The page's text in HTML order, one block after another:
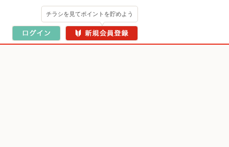
チラシを見てポイントを貯めよう